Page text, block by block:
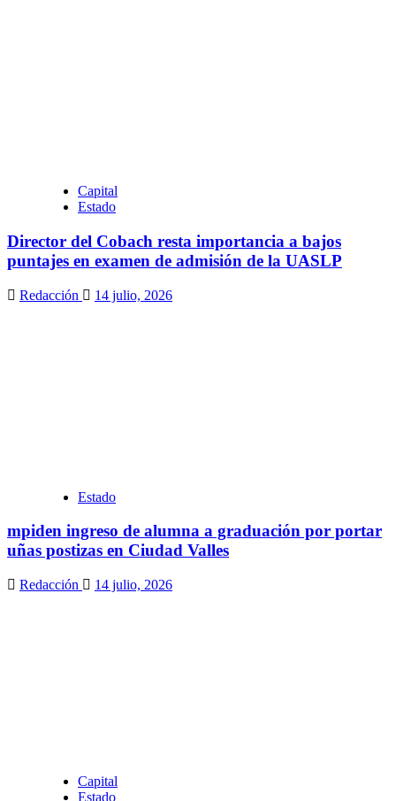
Capital
Estado
Director del Cobach resta importancia a bajos
puntajes en examen de admisión de la UASLP
Redacción 14 julio, 2026
Estado
mpiden ingreso de alumna a graduación por portar
uñas postizas en Ciudad Valles
Redacción 14 julio, 2026
Capital
Estado